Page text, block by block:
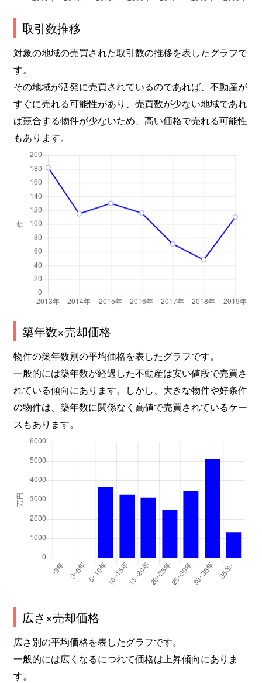
取引数推移
対象の地域の売買された取引数の推移を表したグラフで
す。
その地域が活発に売買されているのであれば、不動産が
すぐに売れる可能性があり、売買数が少ない地域であれ
ば競合する物件が少ないため、高い価格で売れる可能性
もあります。
築年数×売却価格
物件の築年数別の平均価格を表したグラフです。
一般的には築年数が経過した不動産は安い値段で売買さ
れている傾向にあります。しかし、大きな物件や好条件
の物件は、築年数に関係なく高値で売買されているケー
スもあります。
広さ×売却価格
広さ別の平均価格を表したグラフです。
一般的には広くなるにつれて価格は上昇傾向にありま
す。